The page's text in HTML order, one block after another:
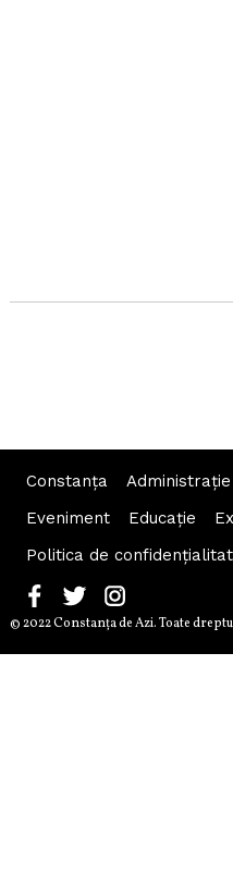
Constanța Administraţie
Eveniment
Educaţie
Politica de
© 2022 Constanţa de Azi. Toate